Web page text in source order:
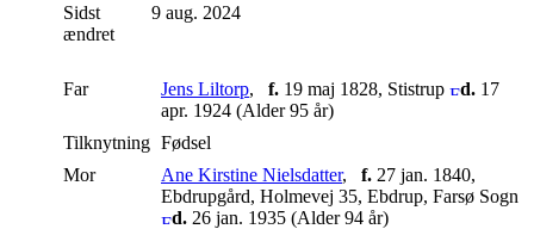
Sidst
ændret
9 aug. 2024
Far Jens Liltorp, f. 19 maj 1828, Stistrup d. 17
apr. 1924 (Alder 95 år)
Tilknytning Fødsel
Mor
Ane Kirstine Nielsdatter, f. 27 jan. 1840,
Ebdrupgård, Holmevej 35, Ebdrup, Farsø Sogn
d. 26 jan. 1935 (Alder 94 år)